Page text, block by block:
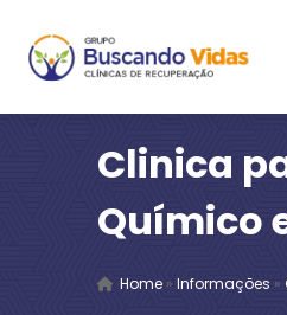
Clinica
Químico
Home »Informações »